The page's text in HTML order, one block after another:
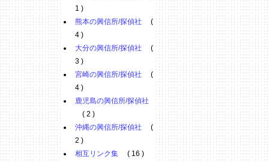
1 )
熊本の興信所/探偵社 (
4 )
大分の興信所/探偵社 (
3 )
宮崎の興信所/探偵社 (
4 )
鹿児島の興信所/探偵社
( 2 )
沖縄の興信所/探偵社 (
2 )
相互リンク集 ( 16 )